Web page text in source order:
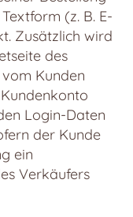
(z. B. E-
Zusätzlich wird
des
Kunden
Login-Daten
der Kunde
ein
Verkäufers